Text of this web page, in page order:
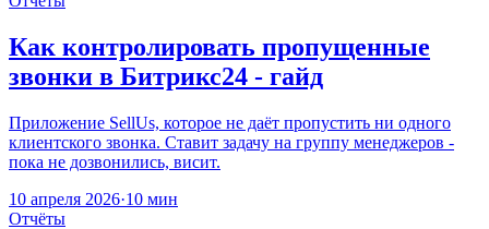
Как контролировать пропущенные
звонки в Битрикс24 - гайд
Приложение SellUs, которое не даёт пропустить ни одного
клиентского звонка. Ставит задачу на группу менеджеров -
пока не дозвонились, висит.
10 апреля 2026·10 мин
Отчёты